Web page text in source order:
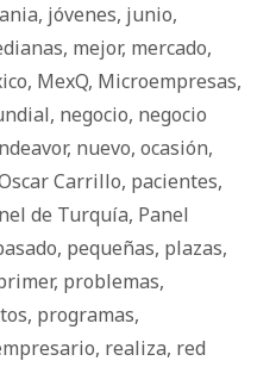
, jóvenes, junio,
, mejor, mercado,
, MexQ, Microempresas,
, negocio, negocio
, nuevo, ocasión,
Carrillo, pacientes,
de Turquía, Panel
, pequeñas, plazas,
, problemas,
, programas,
, realiza, red